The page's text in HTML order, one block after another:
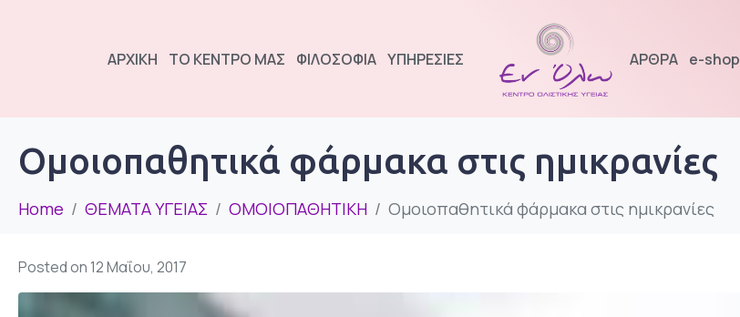
ΑΡΧΙΚΗ ΤΟ ΚΕΝΤΡΟ ΜΑΣ ΦΙΛΟΣΟΦΙΑ ΥΠΗΡΕΣΙΕΣ ΑΡΘΡΑ e-shop
Ομοιοπαθητικά φάρμακα στις ημικρανίες
Home ΘΕΜΑΤΑ ΥΓΕΙΑΣ ΟΜΟΙΟΠΑΘΗΤΙΚΗ Ομοιοπαθητικά φάρμακα στις ημικρανίες
Posted on 12 Μαΐου, 2017